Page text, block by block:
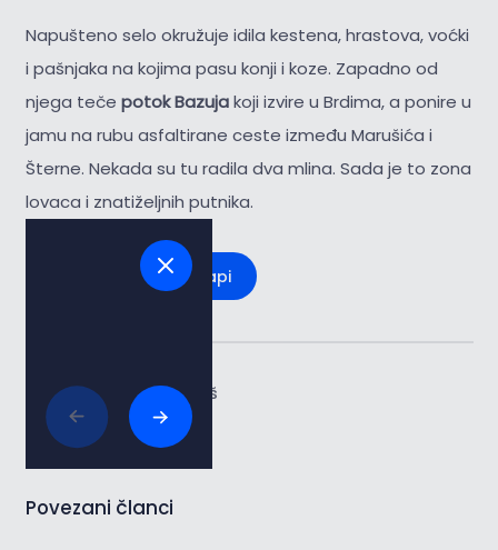
Napušteno selo okružuje idila kestena, hrastova, voćki
i pašnjaka na kojima pasu konji i koze. Zapadno od
njega teče potok Bazujakoji izvire u Brdima, a ponire u
jamu na rubu asfaltirane ceste između Marušića i
Šterne. Nekada su tu radila dva mlina. Sada je to zona
lovaca i znatiželjnih putnika.
Pogledaj na mapi
Tags: #priroda i okoliš
Povezani članci